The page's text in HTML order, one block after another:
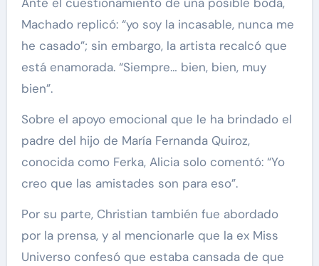
Machado replicó: “yo soy la incasable, nunca me
he casado”; sin embargo, la artista recalcó que
está enamorada. “Siempre… bien, bien, muy
bien”.
Sobre el apoyo emocional que le ha brindado el
padre del hijo de María Fernanda Quiroz,
conocida como Ferka, Alicia solo comentó: “Yo
creo que las amistades son para eso”.
Por su parte, Christian también fue abordado
por la prensa, y al mencionarle que la ex Miss
Universo confesó que estaba cansada de que